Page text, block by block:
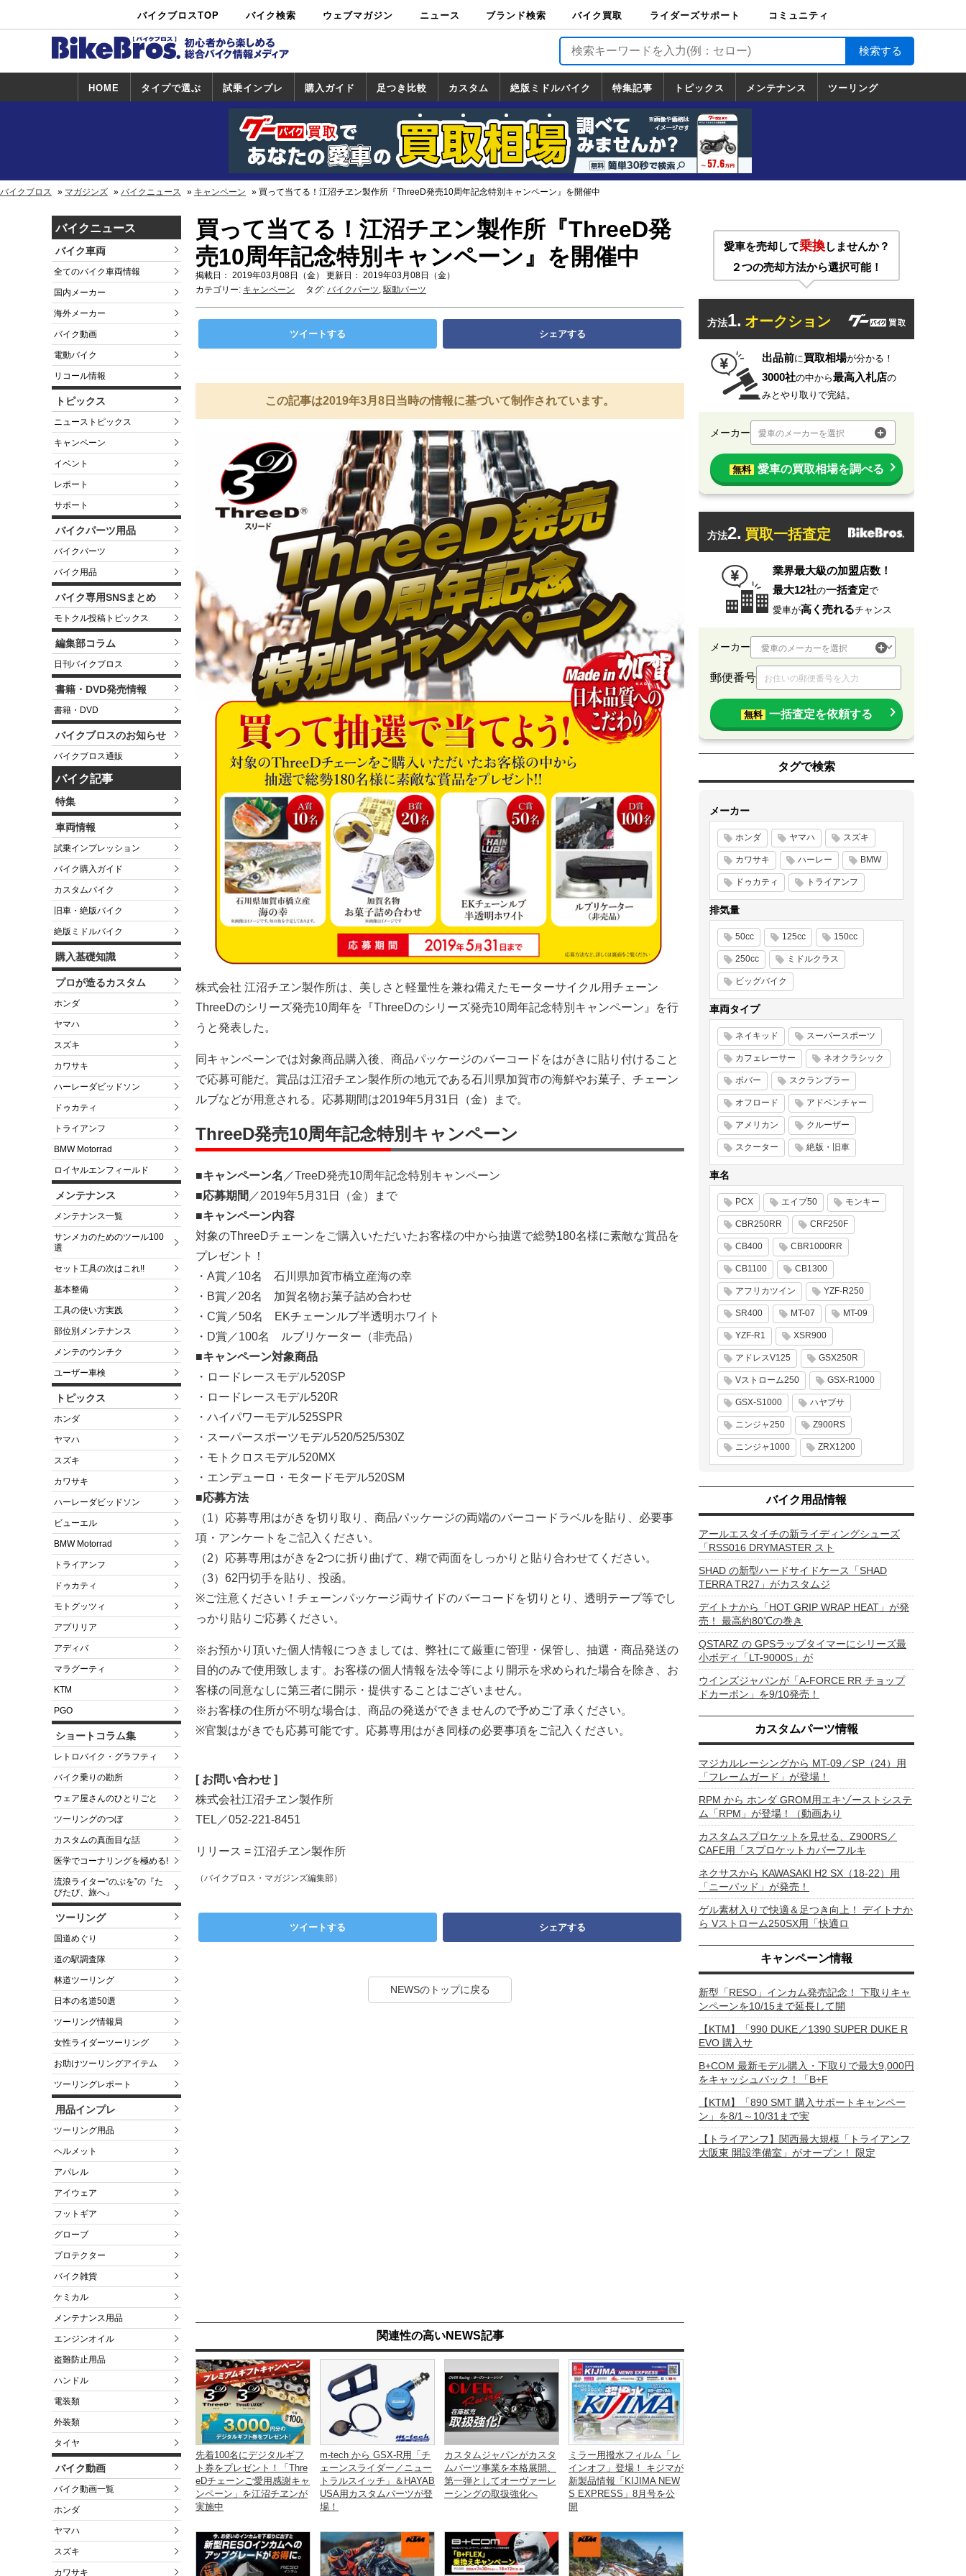
バイクブロスTOP バイク検索
中古バイ
ク・新車検
カタログ検
索
ショップ検
索
ウェブマガジン ニュース ブランド検索 バイク買取
バイク買取
ライダーズサポート
ライダーズサポート
TOP
バイク輸送
バイクガレージライ
フ
バイク車両保険
ロードサービス
バイク試乗
コミュニティ
HOME タイプで選ぶ 試乗インプレ
試乗インプレ
一覧
ホンダ
ヤマハ
スズキ
カワサキ
ハーレー
BMW
トライアンフ
ドゥカティ
購入ガイド
一覧
足つき比較 カスタム
カスタム
一覧
ホンダ
ヤマハ
スズキ
カワサキ
絶版ミドルバイク
絶版ミドルバイク
一覧
ホンダ
ヤマハ
スズキ
カワサキ
特集記事 トピックス
トピックス
一覧
ホンダ
ヤマハ
スズキ
カワサキ
ハーレーダ
ビッドソン
BMW
ドゥカティ
トライアン
フ
メンテナンス ツーリング
道の駅調査隊
ツーリング情報局
日本の道50選
国道めぐり
林道ツーリング
バイクブロス マガジンズ バイクニュース キャンペーン 買って当てる！江沼チヱン製作所『ThreeD発売10周年記念特別キャンペーン』を開催中
バイクニュース
バイク車両
全てのバイク車両情報
国内メーカー
海外メーカー
バイク動画
電動バイク
リコール情報
トピックス
ニューストピックス
キャンペーン
イベント
レポート
サポート
バイクパーツ用品
バイクパーツ
バイク用品
バイク専用SNSまとめ
モトクル投稿トピックス
編集部コラム
日刊バイクブロス
書籍・DVD発売情報
書籍・DVD
バイクブロスのお知らせ
バイクブロス通販
バイク記事
特集
車両情報
試乗インプレッション
バイク購入ガイド
カスタムバイク
旧車・絶版バイク
絶版ミドルバイク
購入基礎知識
プロが造るカスタム
ホンダ
ヤマハ
スズキ
カワサキ
ハーレーダビッドソン
ドゥカティ
トライアンフ
BMW Motorrad
ロイヤルエンフィールド
メンテナンス
メンテナンス一覧
サンメカのためのツール100
選
セット工具の次はこれ!!
基本整備
工具の使い方実践
部位別メンテナンス
メンテのウンチク
ユーザー車検
トピックス
ホンダ
ヤマハ
スズキ
カワサキ
ハーレーダビッドソン
ビューエル
BMW Motorrad
トライアンフ
ドゥカティ
モトグッツィ
アプリリア
アディバ
マラグーティ
KTM
PGO
ショートコラム集
レトロバイク・グラフティ
バイク乗りの勘所
ウェア屋さんのひとりごと
ツーリングのつぼ
カスタムの真面目な話
医学でコーナリングを極める!
流浪ライター“のぶを”の『た
びたび、旅へ』
ツーリング
国道めぐり
道の駅調査隊
林道ツーリング
日本の名道50選
ツーリング情報局
女性ライダーツーリング
お助けツーリングアイテム
ツーリングレポート
用品インプレ
ツーリング用品
ヘルメット
アパレル
アイウェア
フットギア
グローブ
プロテクター
バイク雑貨
ケミカル
メンテナンス用品
エンジンオイル
盗難防止用品
ハンドル
電装類
外装類
タイヤ
バイク動画
バイク動画一覧
ホンダ
ヤマハ
スズキ
カワサキ
買って当てる！江沼チヱン製作所『ThreeD発
売10周年記念特別キャンペーン』を開催中
掲載日： 2019年03月08日（金） 更新日： 2019年03月08日（金）
カテゴリー: キャンペーン タグ: バイクパーツ,駆動パーツ
ツイートする シェアする
この記事は2019年3月8日当時の情報に基づいて制作されています。
株式会社 江沼チヱン製作所は、美しさと軽量性を兼ね備えたモーターサイクル用チェーン
ThreeDのシリーズ発売10周年を『ThreeDのシリーズ発売10周年記念特別キャンペーン』を行
うと発表した。
同キャンペーンでは対象商品購入後、商品パッケージのバーコードをはがきに貼り付けること
で応募可能だ。賞品は江沼チヱン製作所の地元である石川県加賀市の海鮮やお菓子、チェーン
ルブなどが用意される。応募期間は2019年5月31日（金）まで。
ThreeD発売10周年記念特別キャンペーン
■キャンペーン名 ／TreeD発売10周年記念特別キャンペーン
■応募期間 ／2019年5月31日（金）まで
■キャンペーン内容
対象のThreeDチェーンをご購入いただいたお客様の中から抽選で総勢180名様に素敵な賞品を
プレゼント！
・A賞／10名 石川県加賀市橋立産海の幸
・B賞／20名 加賀名物お菓子詰め合わせ
・C賞／50名 EKチェーンルブ半透明ホワイト
・D賞／100名 ルブリケーター（非売品）
■キャンペーン対象商品
・ロードレースモデル520SP
・ロードレースモデル520R
・ハイパワーモデル525SPR
・スーパースポーツモデル520/525/530Z
・モトクロスモデル520MX
・エンデューロ・モタードモデル520SM
■応募方法
（1）応募専用はがきを切り取り、商品パッケージの両端のバーコードラベルを貼り、必要事
項・アンケートをご記入ください。
（2）応募専用はがきを2つに折り曲げて、糊で両面をしっかりと貼り合わせてください。
（3）62円切手を貼り、投函。
※ご注意ください！チェーンパッケージ両サイドのバーコードを切りとり、透明テープ等でし
っかり貼りご応募ください。
※お預かり頂いた個人情報につきましては、弊社にて厳重に管理・保管し、抽選・商品発送の
目的のみで使用致します。お客様の個人情報を法令等により開示を求められた場合を除き、お
客様の同意なしに第三者に開示・提供することはございません。
※お客様の住所が不明な場合は、商品の発送ができませんので予めご了承ください。
※官製はがきでも応募可能です。応募専用はがき同様の必要事項をご記入ください。
[ お問い合わせ ]
株式会社江沼チヱン製作所
TEL／052-221-8451
リリース = 江沼チヱン製作所
（バイクブロス・マガジンズ編集部）
ツイートする シェアする
NEWSのトップに戻る
関連性の高いNEWS記事
先着100名にデジタルギフ
ト券をプレゼント！「Thre
eDチェーンご愛用感謝キャ
ンペーン」を江沼チヱンが
実施中
m-tech から GSX-R用「チ
ェーンスライダー／ニュー
トラルスイッチ」＆HAYAB
USA用カスタムパーツが登
場！
カスタムジャパンがカスタ
ムパーツ事業を本格展開、
第一弾としてオーヴァーレ
ーシングの取扱強化へ
ミラー用撥水フィルム「レ
インオフ」登場！ キジマが
新製品情報「KIJIMA NEW
S EXPRESS」8月号を公
開
愛車を売却して乗換しませんか？
２つの売却方法から選択可能！
方法1. オークション
出品前に買取相場が分かる！
3000社の中から最高入札店の
みとやり取りで完結。
メーカー 愛車のメーカーを選択
無料 愛車の買取相場を調べる
方法2. 買取一括査定
業界最大級の加盟店数！
最大12社の一括査定で
愛車が高く売れるチャンス
メーカー
郵便番号
無料 一括査定を依頼する
タグで検索
メーカー
ホンダ ヤマハ スズキ
カワサキ ハーレー BMW
ドゥカティ トライアンフ
排気量
50cc 125cc 150cc
250cc ミドルクラス
ビッグバイク
車両タイプ
ネイキッド スーパースポーツ
カフェレーサー ネオクラシック
ボバー スクランブラー
オフロード アドベンチャー
アメリカン クルーザー
スクーター 絶版・旧車
車名
PCX エイプ50 モンキー
CBR250RR CRF250F
CB400 CBR1000RR
CB1100 CB1300
アフリカツイン YZF-R250
SR400 MT-07 MT-09
YZF-R1 XSR900
アドレスV125 GSX250R
Vストローム250 GSX-R1000
GSX-S1000 ハヤブサ
ニンジャ250 Z900RS
ニンジャ1000 ZRX1200
バイク用品情報
アールエスタイチの新ライディングシューズ
「RSS016 DRYMASTER スト
SHAD の新型ハードサイドケース「SHAD
TERRA TR27」がカスタムジ
デイトナから「HOT GRIP WRAP HEAT」が発
売！ 最高約80℃の巻き
QSTARZ の GPSラップタイマーにシリーズ最
小ボディ「LT-9000S」が
ウインズジャパンが「A-FORCE RR チョップ
ドカーボン」を9/10発売！
カスタムパーツ情報
マジカルレーシングから MT-09／SP（24）用
「フレームガード」が登場！
RPM から ホンダ GROM用エキゾーストシステ
ム「RPM」が登場！（動画あり
カスタムスプロケットを見せる、Z900RS／
CAFE用「スプロケットカバーフルキ
ネクサスから KAWASAKI H2 SX（18-22）用
「ニーパッド」が発売！
ゲル素材入りで快適＆足つき向上！ デイトナか
ら Vストローム250SX用「快適ロ
キャンペーン情報
新型「RESO」インカム発売記念！ 下取りキャ
ンペーンを10/15まで延長して開
【KTM】「990 DUKE／1390 SUPER DUKE R
EVO 購入サ
B+COM 最新モデル購入・下取りで最大9,000円
をキャッシュバック！「B+F
【KTM】「890 SMT 購入サポートキャンペー
ン」を8/1～10/31まで実
【トライアンフ】関西最大規模「トライアンフ
大阪東 開設準備室」がオープン！ 限定